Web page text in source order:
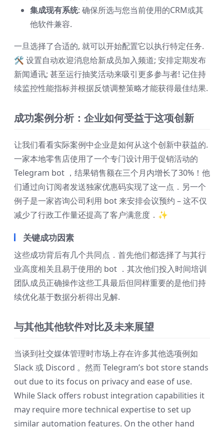
集成现有系统: 确保所选与您当前使用的CRM或其
他软件兼容.
一旦选择了合适的, 就可以开始配置它以执行特定任务.
🛠️ 设置自动欢迎消息给新成员加入频道; 安排定期发布
新闻通讯; 甚至运行抽奖活动来吸引更多参与者! 记住持
续监控性能指标并根据反馈调整策略才能获得最佳结果.
成功案例分析：企业如何受益于这项创新
让我们看看实际案例中企业是如何从这个创新中获益的.
一家本地零售店使用了一个专门设计用于促销活动的
Telegram bot ，结果销售额在三个月内增长了30%！他
们通过向订阅者发送独家优惠码实现了这一点．另一个
例子是一家咨询公司利用 bot 来安排会议预约 – 这不仅
减少了行政工作量还提高了客户满意度．✨
关键成功因素
这些成功背后有几个共同点．首先他们都选择了与其行
业高度相关且易于使用的 bot ．其次他们投入时间培训
团队成员正确操作这些工具最后但同样重要的是他们持
续优化基于数据分析得出见解.
与其他其他软件对比及未来展望
当谈到社交媒体管理时市场上存在许多其他选项例如
Slack 或 Discord 。然而 Telegram’s bot store stands
out due to its focus on privacy and ease of use.
While Slack offers robust integration capabilities it
may require more technical expertise to set up
similar automation features. On the other hand